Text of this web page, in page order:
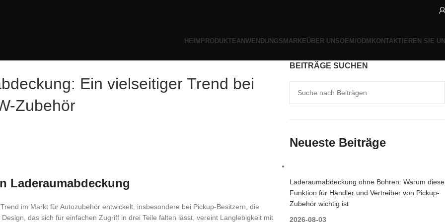
HEIMPRODUKTEANWENDUNGSMARKEÜBER UNSOEM/ODMKONTAKTIEREN SIE
Ein vielseitiger Trend bei
Zubehör
Laderaumabdeckung
im Markt für Autozubehör entwickelt, insbesondere bei Pickup-Besitzern, die
das sich für einfachen Zugriff in drei Teile falten lässt, vereint Langlebigkeit mit
BEITRÄGE SUCHEN
Neueste Beiträge
Laderaumabdeckung ohne Bohren: Warum diese
Funktion für Händler und Vertreiber von Pickup-
Zubehör wichtig ist
2026-08-03